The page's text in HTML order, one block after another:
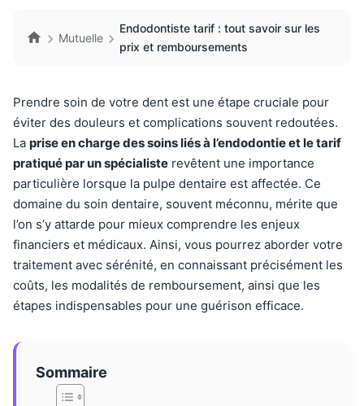
Mutuelle
Endodontiste tarif : tout savoir sur les
prix et remboursements
Prendre soin de votre dent est une étape cruciale pour
éviter des douleurs et complications souvent redoutées.
La prise en charge des soins liés à l’endodontie et le tarif
pratiqué par un spécialiste revêtent une importance
particulière lorsque la pulpe dentaire est affectée. Ce
domaine du soin dentaire, souvent méconnu, mérite que
l’on s’y attarde pour mieux comprendre les enjeux
financiers et médicaux. Ainsi, vous pourrez aborder votre
traitement avec sérénité, en connaissant précisément les
coûts, les modalités de remboursement, ainsi que les
étapes indispensables pour une guérison efficace.
Sommaire